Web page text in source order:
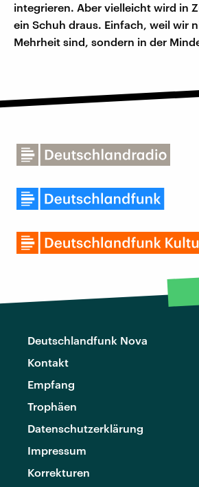
integrieren. Aber vielleicht wird in
ein Schuh draus. Einfach, weil wir
Mehrheit sind, sondern in der
Deutschlandfunk Nova
Kontakt
Empfang
Trophäen
Datenschutzerklärung
Impressum
Korrekturen